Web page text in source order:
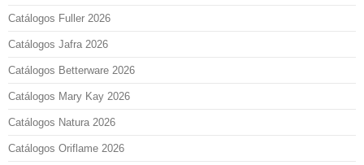
Catálogos Fuller 2026
Catálogos Jafra 2026
Catálogos Betterware 2026
Catálogos Mary Kay 2026
Catálogos Natura 2026
Catálogos Oriflame 2026